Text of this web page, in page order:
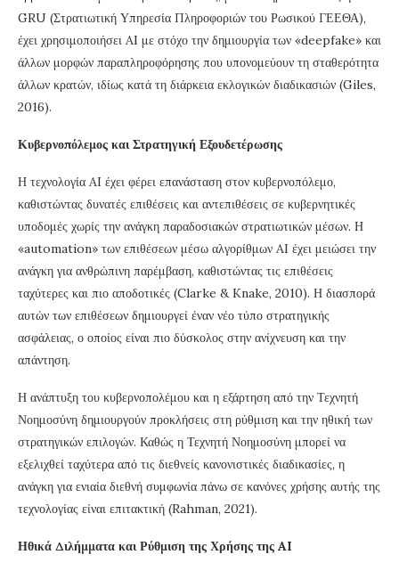
GRU (Στρατιωτική Υπηρεσία Πληροφοριών του Ρωσικού ΓΕΕΘΑ),
έχει χρησιμοποιήσει AI με στόχο την δημιουργία των «deepfake» και
άλλων μορφών παραπληροφόρησης που υπονομεύουν τη σταθερότητα
άλλων κρατών, ιδίως κατά τη διάρκεια εκλογικών διαδικασιών (Giles,
2016).
Κυβερνοπόλεμος και Στρατηγική Εξουδετέρωσης
Η τεχνολογία AI έχει φέρει επανάσταση στον κυβερνοπόλεμο,
καθιστώντας δυνατές επιθέσεις και αντεπιθέσεις σε κυβερνητικές
υποδομές χωρίς την ανάγκη παραδοσιακών στρατιωτικών μέσων. Η
«automation» των επιθέσεων μέσω αλγορίθμων AI έχει μειώσει την
ανάγκη για ανθρώπινη παρέμβαση, καθιστώντας τις επιθέσεις
ταχύτερες και πιο αποδοτικές (Clarke & Knake, 2010). Η διασπορά
αυτών των επιθέσεων δημιουργεί έναν νέο τύπο στρατηγικής
ασφάλειας, ο οποίος είναι πιο δύσκολος στην ανίχνευση και την
απάντηση.
Η ανάπτυξη του κυβερνοπολέμου και η εξάρτηση από την Τεχνητή
Νοημοσύνη δημιουργούν προκλήσεις στη ρύθμιση και την ηθική των
στρατηγικών επιλογών. Καθώς η Τεχνητή Νοημοσύνη μπορεί να
εξελιχθεί ταχύτερα από τις διεθνείς κανονιστικές διαδικασίες, η
ανάγκη για ενιαία διεθνή συμφωνία πάνω σε κανόνες χρήσης αυτής της
τεχνολογίας είναι επιτακτική (Rahman, 2021).
Ηθικά Διλήμματα και Ρύθμιση της Χρήσης της AI